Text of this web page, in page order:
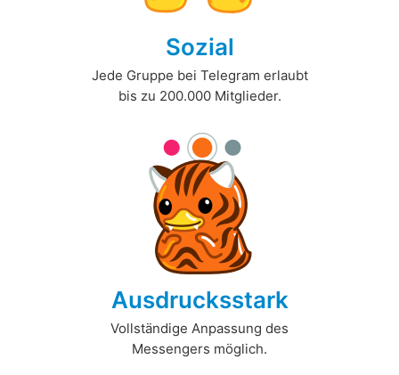
Sozial
Jede Gruppe bei Telegram erlaubt
bis zu 200.000 Mitglieder.
Ausdrucksstark
Vollständige Anpassung des
Messengers möglich.